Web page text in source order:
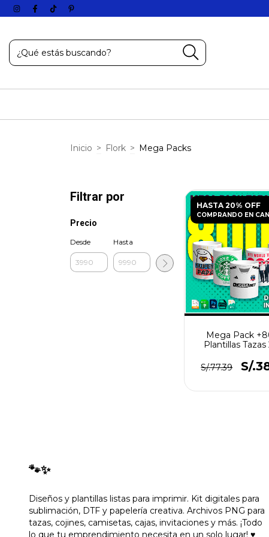
Inicio > Flork > Mega Packs
Filtrar por
Precio
Desde Hasta
HASTA 20% OFF
COMPRANDO EN
Mega Pack
Plantillas Tazas
S/.77.39 S/
🐾✨
Diseños y plantillas listas para imprimir. Kit digitales para
sublimación, DTF y papelería creativa. Archivos PNG para
tazas, cojines, camisetas, cajas, invitaciones y más. ¡Todo
lo que tu emprendimiento necesita en un solo lugar! ♥